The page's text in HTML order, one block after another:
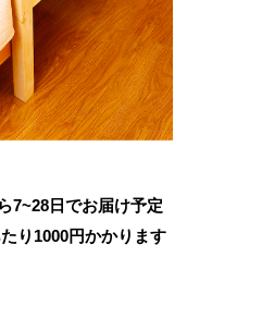
7~28日でお届け予定
り 1000円かかります